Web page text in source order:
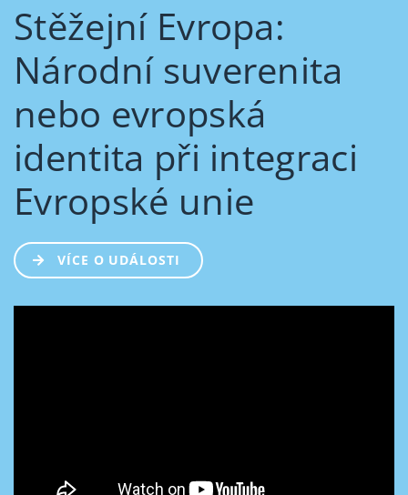
Stěžejní Evropa:
Národní suverenita
nebo evropská
identita při integraci
Evropské unie
VÍCE O UDÁLOSTI